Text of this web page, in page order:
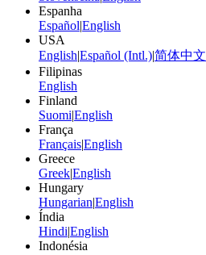
Espanha
Español|English
USA
English|Español (Intl.)|简体中文
Filipinas
English
Finland
Suomi|English
França
Français|English
Greece
Greek|English
Hungary
Hungarian|English
Índia
Hindi|English
Indonésia